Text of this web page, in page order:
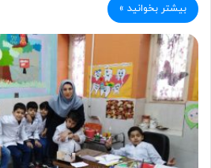
بیشتر بخوانید »